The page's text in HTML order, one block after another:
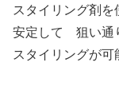
スタイリング剤を
安定して 狙い通
スタイリングが可